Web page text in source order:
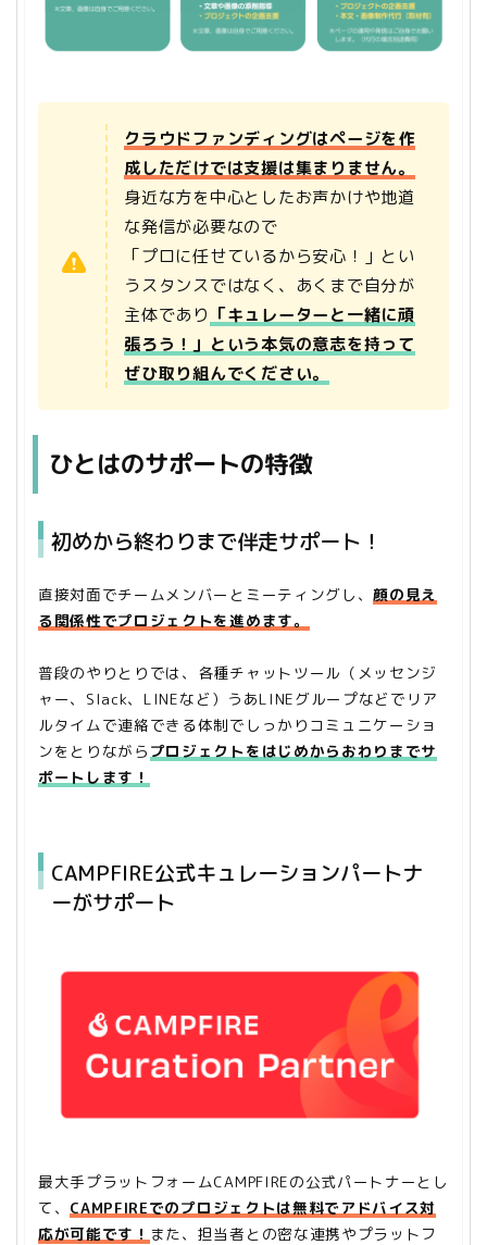
クラウドファンディングはページを作
成しただけでは支援は集まりません。
身近な方を中心としたお声かけや地道
な発信が必要なので
「プロに任せているから安心！」とい
うスタンスではなく、あくまで自分が
主体であり 「キュレーターと一緒に頑
張ろう！」という本気の意志を持って
ぜひ取り組んでください。
ひとはのサポートの特徴
初めから終わりまで伴走サポート！
直接対面でチームメンバーとミーティングし、顔の見え
る関係性でプロジェクトを進めます。
普段のやりとりでは、各種チャットツール（メッセンジ
ャー、Slack、LINEなど）うあLINEグループなどでリア
ルタイムで連絡できる体制でしっかりコミュニケーショ
ンをとりながら プロジェクトをはじめからおわりまでサ
ポートします！
CAMPFIRE公式キュレーションパートナ
ーがサポート
最大手プラットフォームCAMPFIREの公式パートナーとし
て、 CAMPFIREでのプロジェクトは無料でアドバイス対
応が可能です！ また、担当者との密な連携やプラットフ